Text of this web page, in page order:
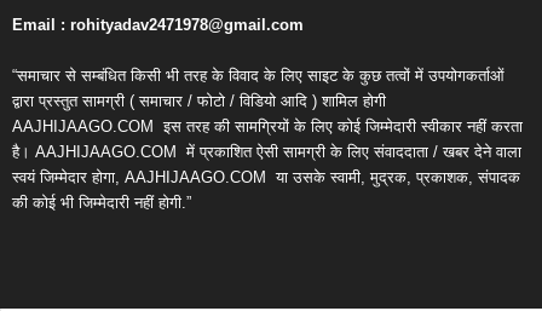
Email : rohityadav2471978@gmail.com
“समाचार से सम्बंधित किसी भी तरह के विवाद के लिए साइट के कुछ तत्वों में उपयोगकर्ताओं
द्वारा प्रस्तुत सामग्री ( समाचार / फोटो / विडियो आदि ) शामिल होगी
AAJHIJAAGO.COM इस तरह की सामग्रियों के लिए कोई जिम्मेदारी स्वीकार नहीं करता
है। AAJHIJAAGO.COM में प्रकाशित ऐसी सामग्री के लिए संवाददाता / खबर देने वाला
स्वयं जिम्मेदार होगा, AAJHIJAAGO.COM या उसके स्वामी, मुद्रक, प्रकाशक, संपादक
की कोई भी जिम्मेदारी नहीं होगी.”